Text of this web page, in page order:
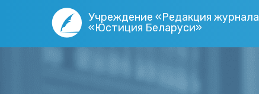
Учреждение «Редакция журнала
«Юстиция Беларуси»